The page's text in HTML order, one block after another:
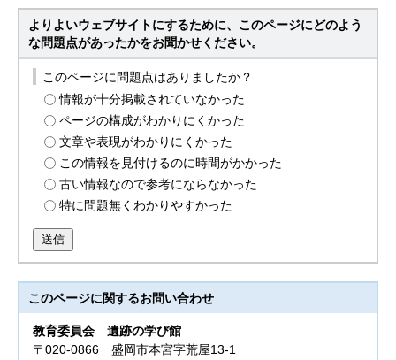
よりよいウェブサイトにするために、このページにどのよう
な問題点があったかをお聞かせください。
このページに問題点はありましたか？
情報が十分掲載されていなかった
ページの構成がわかりにくかった
文章や表現がわかりにくかった
この情報を見付けるのに時間がかかった
古い情報なので参考にならなかった
特に問題無くわかりやすかった
送信
このページに関するお問い合わせ
教育委員会遺跡の学び館
〒020-0866 盛岡市本宮字荒屋13-1